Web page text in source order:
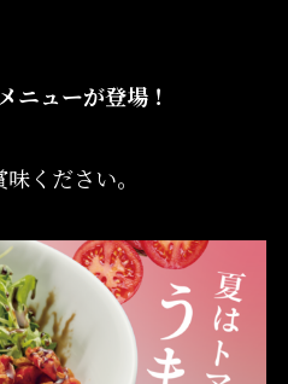
ニューが登場！
ください。